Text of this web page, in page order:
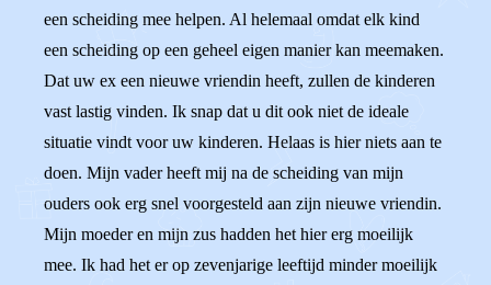
een scheiding mee helpen. Al helemaal omdat elk kind
een scheiding op een geheel eigen manier kan meemaken.
Dat uw ex een nieuwe vriendin heeft, zullen de kinderen
vast lastig vinden. Ik snap dat u dit ook niet de ideale
situatie vindt voor uw kinderen. Helaas is hier niets aan te
doen. Mijn vader heeft mij na de scheiding van mijn
ouders ook erg snel voorgesteld aan zijn nieuwe vriendin.
Mijn moeder en mijn zus hadden het hier erg moeilijk
mee. Ik had het er op zevenjarige leeftijd minder moeilijk